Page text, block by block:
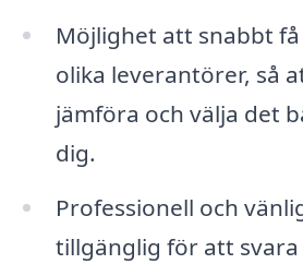
Möjlighet att snabbt
olika leverantörer, så
jämföra och välja det
dig.
Professionell och
tillgänglig för att